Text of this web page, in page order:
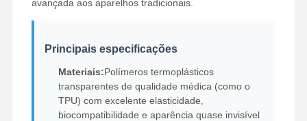
avançada aos aparelhos tradicionais.
Principais especificações
Materiais:Polímeros termoplásticos
transparentes de qualidade médica (como o
TPU) com excelente elasticidade,
biocompatibilidade e aparência quase invisível